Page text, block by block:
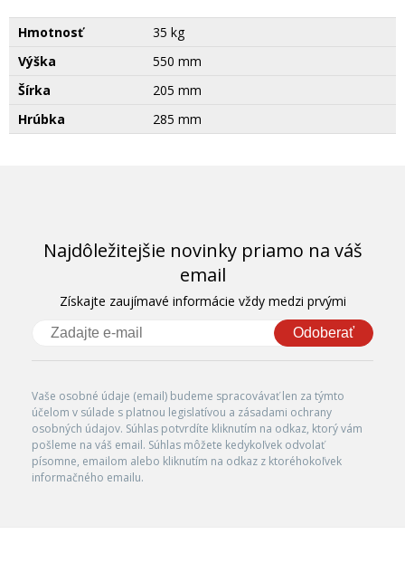
Hmotnosť
35 kg
Výška
550 mm
Šírka
205 mm
Hrúbka
285 mm
Najdôležitejšie novinky priamo na váš
email
Získajte zaujímavé informácie vždy medzi prvými
Odoberať
Vaše osobné údaje (email) budeme spracovávať len za týmto
účelom v súlade s platnou legislatívou a zásadami ochrany
osobných údajov. Súhlas potvrdíte kliknutím na odkaz, ktorý vám
pošleme na váš email. Súhlas môžete kedykoľvek odvolať
písomne, emailom alebo kliknutím na odkaz z ktoréhokoľvek
informačného emailu.